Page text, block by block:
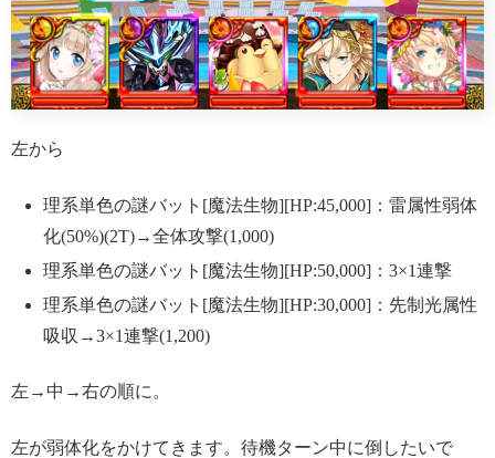
左から
理系単色の謎バット[魔法生物][HP:45,000]：雷属性弱体
化(50%)(2T)→全体攻撃(1,000)
理系単色の謎バット[魔法生物][HP:50,000]：3×1連撃
理系単色の謎バット[魔法生物][HP:30,000]：先制光属性
吸収→3×1連撃(1,200)
左→中→右の順に。
左が弱体化をかけてきます。待機ターン中に倒したいで